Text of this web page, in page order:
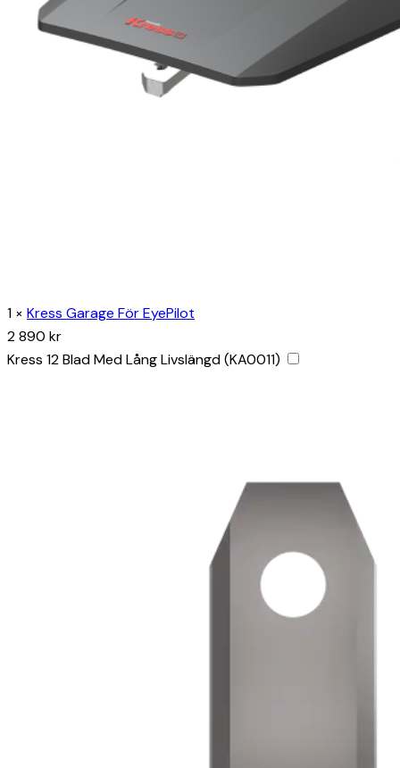
1 × Kress Garage För EyePilot
2 890 kr
Kress 12 Blad Med Lång Livslängd (KA0011)